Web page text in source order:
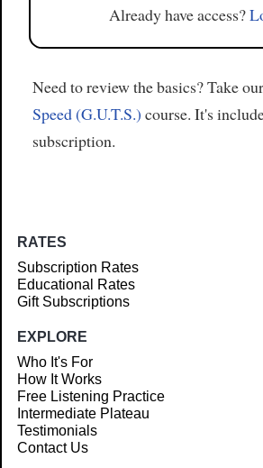
Already have access?
Need to review the basics? Take our
Speed (G.U.T.S.) course. It's
subscription.
RATES
Subscription Rates
Educational Rates
Gift Subscriptions
EXPLORE
Who It's For
How It Works
Free Listening Practice
Intermediate Plateau
Testimonials
Contact Us